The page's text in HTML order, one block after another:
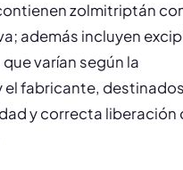
zolmitriptán
además incluyen
varían según la
el fabricante,
y correcta liberación